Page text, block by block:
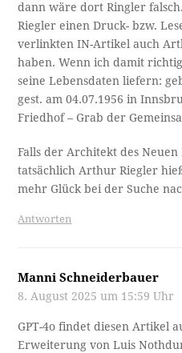
dann wäre dort Ringler
Riegler einen Druck- bzw.
verlinkten IN-Artikel auch
haben. Wenn ich damit
seine Lebensdaten liefern:
gest. am 04.07.1956 in
Friedhof – Grab der
Falls der Architekt des
tatsächlich Arthur Riegler
mehr Glück bei der Suche
Antworten
Manni Schneiderbauer
8. August 2025 um 15:59 Uhr
GPT-4o findet diesen Artikel
Erweiterung von Luis